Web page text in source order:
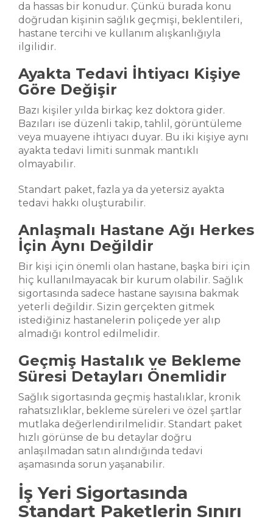
da hassas bir konudur. Çünkü burada konu
doğrudan kişinin sağlık geçmişi, beklentileri,
hastane tercihi ve kullanım alışkanlığıyla
ilgilidir.
Ayakta Tedavi İhtiyacı Kişiye
Göre Değişir
Bazı kişiler yılda birkaç kez doktora gider.
Bazıları ise düzenli takip, tahlil, görüntüleme
veya muayene ihtiyacı duyar. Bu iki kişiye aynı
ayakta tedavi limiti sunmak mantıklı
olmayabilir.
Standart paket, fazla ya da yetersiz ayakta
tedavi hakkı oluşturabilir.
Anlaşmalı Hastane Ağı Herkes
İçin Aynı Değildir
Bir kişi için önemli olan hastane, başka biri için
hiç kullanılmayacak bir kurum olabilir. Sağlık
sigortasında sadece hastane sayısına bakmak
yeterli değildir. Sizin gerçekten gitmek
istediğiniz hastanelerin poliçede yer alıp
almadığı kontrol edilmelidir.
Geçmiş Hastalık ve Bekleme
Süresi Detayları Önemlidir
Sağlık sigortasında geçmiş hastalıklar, kronik
rahatsızlıklar, bekleme süreleri ve özel şartlar
mutlaka değerlendirilmelidir. Standart paket
hızlı görünse de bu detaylar doğru
anlaşılmadan satın alındığında tedavi
aşamasında sorun yaşanabilir.
İş Yeri Sigortasında
Standart Paketlerin Sınırı